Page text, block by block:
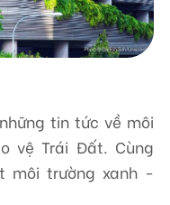
CỘNG ĐỒNG
tin tức về môi
vệ Trái Đất. Cùng
môi trường xanh -